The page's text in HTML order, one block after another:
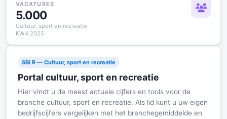
VACATURES
5.000
Cultuur, sport en recreatie
KW4 2025
SBI R — Cultuur, sport en recreatie
Portal cultuur, sport en recreatie
Hier vindt u de meest actuele cijfers en tools voor de
branche cultuur, sport en recreatie. Als lid kunt u uw eigen
bedrijfscijfers vergelijken met het branchegemiddelde en